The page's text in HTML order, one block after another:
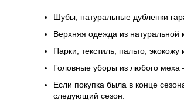
Шубы, натуральные дубленки
Верхняя одежда из
Парки, текстиль, пальто,
Головные уборы из любого меха
Если покупка была в конце
следующий сезон.